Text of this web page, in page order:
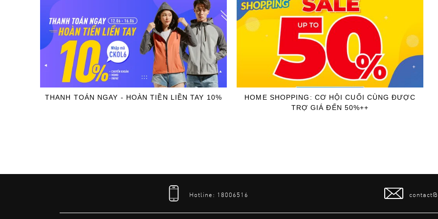
THANH TOÁN NGAY - HOÀN TIỀN LIỀN TAY 10%
HOME SHOPPING: CƠ HỘI CUỐI CÙNG ĐƯỢC
TRỢ GIÁ ĐẾN 50%++
Hotline: 18006516